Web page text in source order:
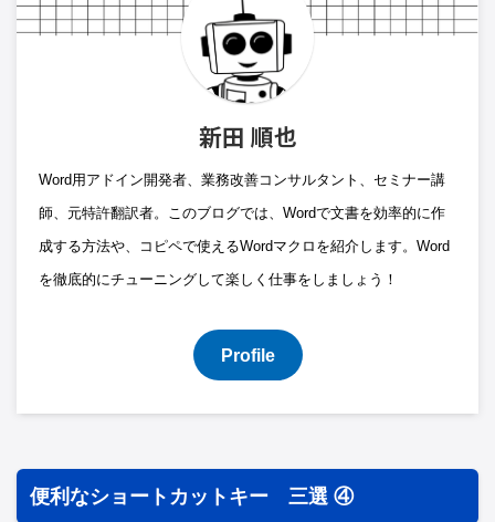
新田 順也
Word用アドイン開発者、業務改善コンサルタント、セミナー講
師、元特許翻訳者。このブログでは、Wordで文書を効率的に作
成する方法や、コピペで使えるWordマクロを紹介します。Word
を徹底的にチューニングして楽しく仕事をしましょう！
Profile
便利なショートカットキー 三選 ④